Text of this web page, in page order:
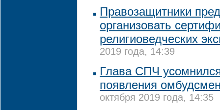
Правозащитники
организовать
религиоведческих
2019 года, 14:39
Глава СПЧ
появления
октября 2019 года, 14:35